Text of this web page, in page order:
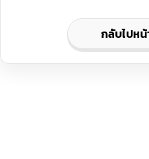
กลับไปห